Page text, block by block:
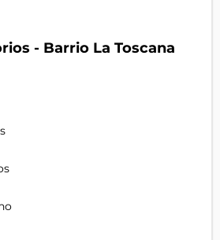
- Barrio La Toscana